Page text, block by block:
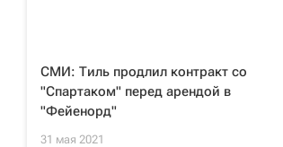
СМИ: Тиль продлил контракт со
"Спартаком" перед арендой в
"Фейенорд"
31 мая 2021